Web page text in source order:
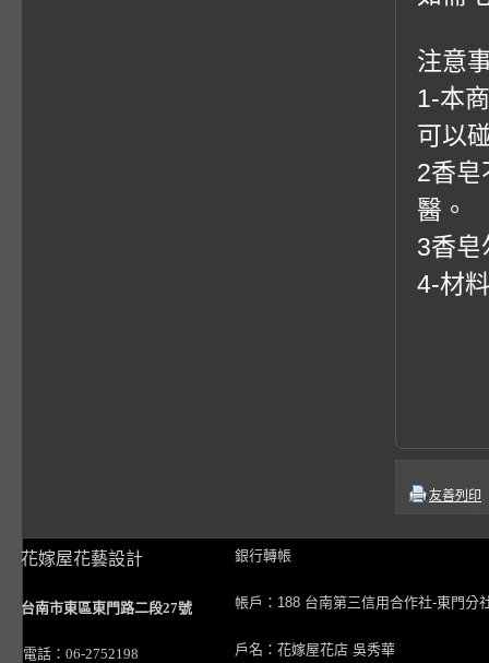
注意
1-本
可以
2香皂
醫。
3香皂
4-材
友善列印
花嫁屋花藝設計
台南市東區東門路二段27號
電話：06-2752198
銀行轉帳
帳戶：188 台南第三信用合作社-東門分
戶名：花嫁屋花店 吳秀華